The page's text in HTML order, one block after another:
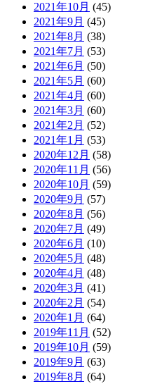
2021年10月 (45)
2021年9月 (45)
2021年8月 (38)
2021年7月 (53)
2021年6月 (50)
2021年5月 (60)
2021年4月 (60)
2021年3月 (60)
2021年2月 (52)
2021年1月 (53)
2020年12月 (58)
2020年11月 (56)
2020年10月 (59)
2020年9月 (57)
2020年8月 (56)
2020年7月 (49)
2020年6月 (10)
2020年5月 (48)
2020年4月 (48)
2020年3月 (41)
2020年2月 (54)
2020年1月 (64)
2019年11月 (52)
2019年10月 (59)
2019年9月 (63)
2019年8月 (64)